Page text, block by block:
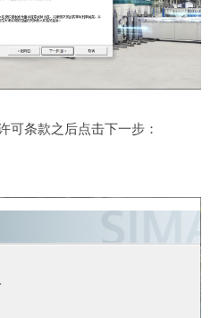
可条款之后点击下一步：